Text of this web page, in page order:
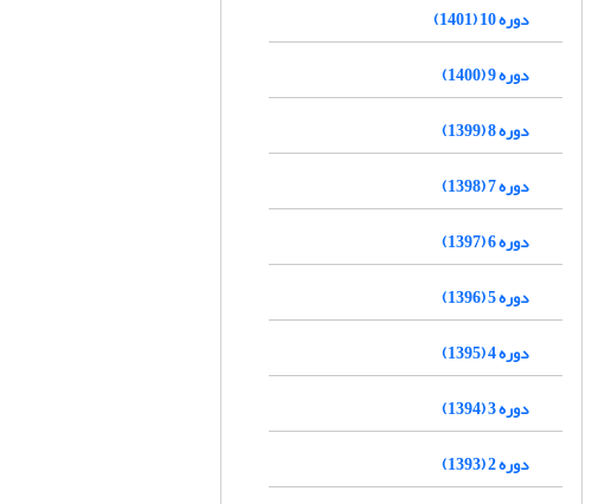
دوره 10 (1401)
دوره 9 (1400)
دوره 8 (1399)
دوره 7 (1398)
دوره 6 (1397)
دوره 5 (1396)
دوره 4 (1395)
دوره 3 (1394)
دوره 2 (1393)